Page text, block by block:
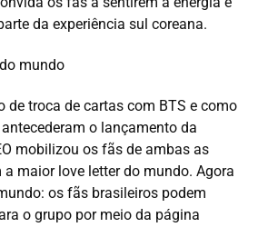
da experiência sul coreana.
mundo
de troca de cartas com BTS e como
o lançamento da
mobilizou os fãs de ambas as
maior love letter do mundo. Agora
os fãs brasileiros podem
o grupo por meio da página